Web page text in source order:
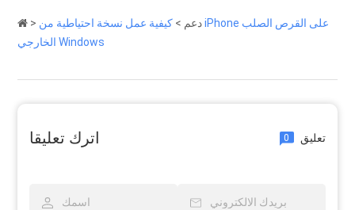
> دعم > كيفية عمل نسخة احتياطية من iPhone على القرص الصلب
الخارجي Windows
اترك تعليقا 0 تعليق